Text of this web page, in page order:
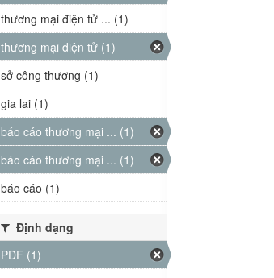
thương mại điện tử ... (1)
thương mại điện tử (1)
sở công thương (1)
gia lai (1)
báo cáo thương mại ... (1)
báo cáo thương mại ... (1)
báo cáo (1)
Định dạng
PDF (1)